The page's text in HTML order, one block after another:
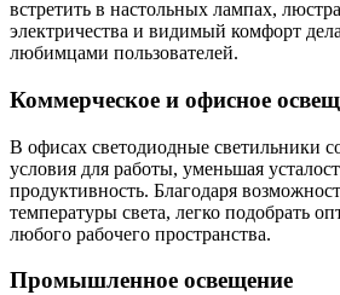
встретить в настольных лампах,
электричества и видимый комфорт
любимцами пользователей.
Коммерческое и офисное
В офисах светодиодные светильники
условия для работы, уменьшая
продуктивность. Благодаря
температуры света, легко подобрать
любого рабочего пространства.
Промышленное освещение